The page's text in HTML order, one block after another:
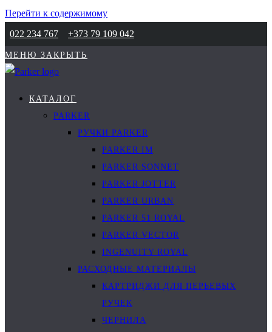
Перейти к содержимому
022 234 767
+373 79 109 042
МЕНЮ ЗАКРЫТЬ
КАТАЛОГ
PARKER
РУЧКИ PARKER
PARKER IM
PARKER SONNET
PARKER JOTTER
PARKER URBAN
PARKER 51 ROYAL
PARKER VECTOR
INGENUITY ROYAL
РАСХОДНЫЕ МАТЕРИАЛЫ
КАРТРИДЖИ ДЛЯ ПЕРЬЕВЫХ
РУЧЕК
ЧЕРНИЛА